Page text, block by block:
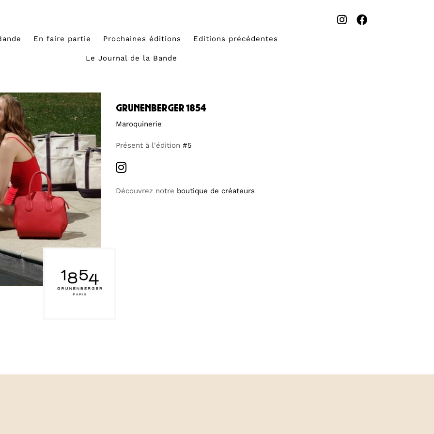
En faire partie Prochaines éditions Editions précédentes
Le Journal de la Bande
grunenberger 1854
Maroquinerie
Présent à l'édition #5
Découvrez notre boutique de créateurs